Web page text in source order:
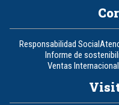
Responsabilidad Social
Informe de
Ventas